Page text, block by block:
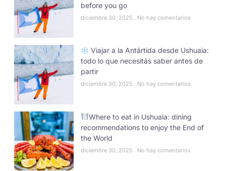
before you go
diciembre 30, 2025 No hay comentarios
Viajar a la Antártida desde Ushuaia:
todo lo que necesitás saber antes de
partir
diciembre 30, 2025 No hay comentarios
Where to eat in Ushuaia: dining
recommendations to enjoy the End of
the World
diciembre 30, 2025 No hay comentarios